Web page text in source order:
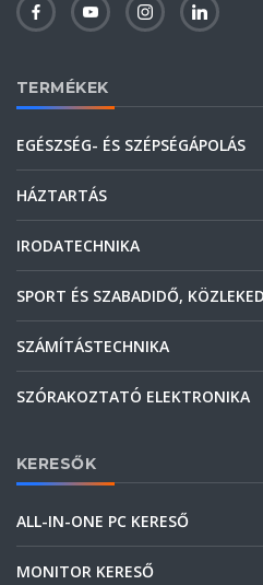
TERMÉKEK
EGÉSZSÉG- ÉS SZÉPSÉGÁPOLÁS
HÁZTARTÁS
IRODATECHNIKA
SPORT ÉS SZABADIDŐ,
SZÁMÍTÁSTECHNIKA
SZÓRAKOZTATÓ ELEKTRONIKA
KERESŐK
ALL-IN-ONE PC KERESŐ
MONITOR KERESŐ